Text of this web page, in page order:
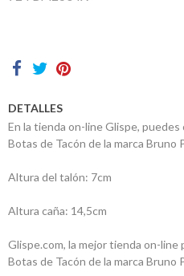
DETALLES
En la tienda on-line Glispe,
Botas de Tacón de la marca Bruno
Altura del talón: 7cm
Altura caña: 14,5cm
Glispe.com, la mejor tienda on-
Botas de Tacón de la marca Bruno